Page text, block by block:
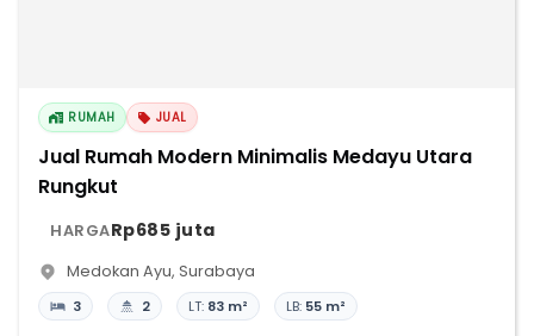
RUMAH JUAL
Jual Rumah Modern Minimalis Medayu Utara
Rungkut
HARGARp685 juta
Medokan Ayu, Surabaya
3 2 LT: 83 m² LB: 55 m²